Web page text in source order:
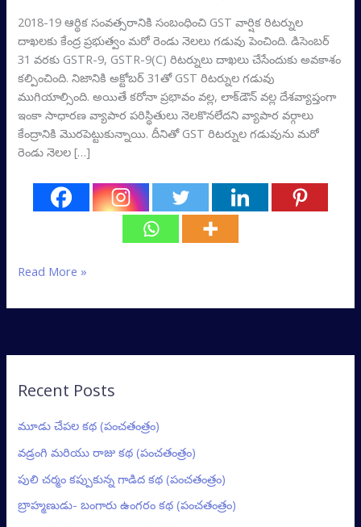
2018-19 ఆర్థిక సంవత్సరానికి సంబంధించి GST వార్షిక రిటర్నుల
దాఖలకు కేంద్ర ప్రభుత్వం మరో రెండు నెలలు గడువు పెంచింది. డిసెంబర్‌
31 వరకు GSTR-9, GSTR-9(C) రిటర్నులు దాఖలు చేసేందుకు అవకాశం
కల్పించింది. నిజానికి అక్టోబర్‌ 31తో GST రిటర్నుల గడువు
ముగియాల్సింది. అయితే కరోనా ప్రభావం వల్ల, లాక్‌డౌన్‌ వల్ల దేశవ్యాప్తంగా
ఇంకా సాధారణ వ్యాపార పరిస్థితులు నెలకొనలేదని వ్యాపార వర్గాలు
కేంద్రానికి మొరపెట్టుకున్నాయి. దీనితో GST రిటర్నుల గడువును మరో
రెండు నెలల […]
Read More »
Recent Posts
మూడు చేపల కథ (పంచతంత్రం)
వడ్రంగి మరియు రాజు కథ (పంచతంత్రం)
పులి చర్మం కప్పుకున్న గాడిద కథ (పంచతంత్రం)
బ్రాహ్మణుడు- బంగారు ఉంగరం కథ (పంచతంత్రం)